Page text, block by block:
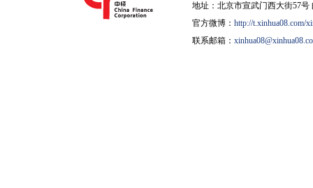
地址：北京市宣武门西大街57号
官方微博： http://t.xinhua08.com/
联系邮箱：